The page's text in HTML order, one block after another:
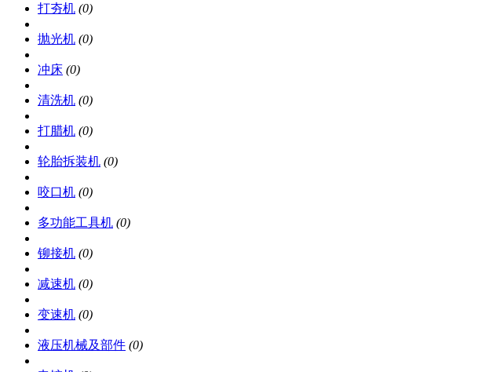
打夯机 (0)
抛光机 (0)
冲床 (0)
清洗机 (0)
打腊机 (0)
轮胎拆装机 (0)
咬口机 (0)
多功能工具机 (0)
铆接机 (0)
减速机 (0)
变速机 (0)
液压机械及部件 (0)